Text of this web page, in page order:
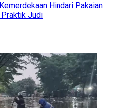
Hindari Pakaian
Praktik Judi